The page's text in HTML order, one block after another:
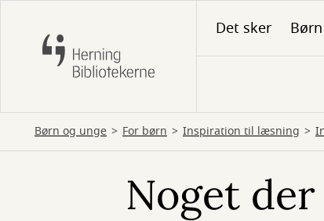
hovedindhold
Det sker
Børn og unge For børn Inspiration til læsning
Noget